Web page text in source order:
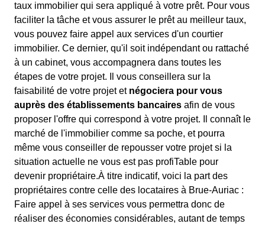
taux immobilier qui sera appliqué à votre prêt. Pour vous
faciliter la tâche et vous assurer le prêt au meilleur taux,
vous pouvez faire appel aux services d'un courtier
immobilier. Ce dernier, qu'il soit indépendant ou rattaché
à un cabinet, vous accompagnera dans toutes les
étapes de votre projet. Il vous conseillera sur la
faisabilité de votre projet et négociera pour vous
auprès des établissements bancaires afin de vous
proposer l'offre qui correspond à votre projet. Il connaît le
marché de l'immobilier comme sa poche, et pourra
même vous conseiller de repousser votre projet si la
situation actuelle ne vous est pas profiTable pour
devenir propriétaire.À titre indicatif, voici la part des
propriétaires contre celle des locataires à Brue-Auriac :
Faire appel à ses services vous permettra donc de
réaliser des économies considérables, autant de temps